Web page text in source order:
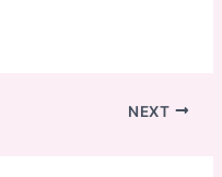
NEXT